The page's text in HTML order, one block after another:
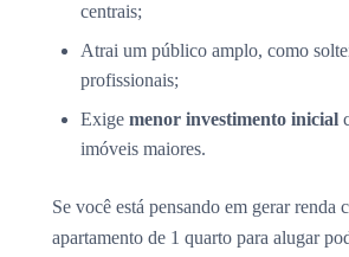
centrais;
Atrai um público amplo, como
profissionais;
Exige menor investimento inicial
imóveis maiores.
Se você está pensando em gerar renda
apartamento de 1 quarto para alugar